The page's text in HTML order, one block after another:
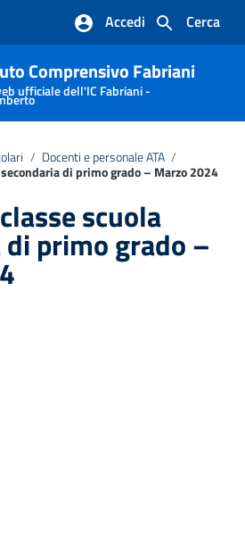
Cerca
Accedi
Comprensivo Fabriani
ufficiale dell'IC Fabriani -
/ Docenti e personale ATA /
di primo grado – Marzo 2024
scuola
primo grado –